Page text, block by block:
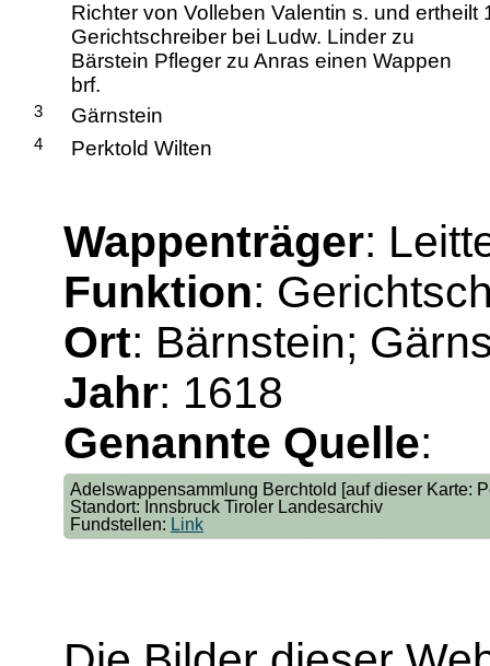
Richter von Volleben Valentin s. und ertheilt
Gerichtschreiber bei Ludw. Linder zu
Bärstein Pfleger zu Anras einen Wappen
brf.
3 Gärnstein
4 Perktold Wilten
Wappenträger:
Funktion:
Ort: Bärnstein;
Jahr: 1618
Genannte Quelle:
Adelswappensammlung Berchtold [auf dieser Karte:
Standort: Innsbruck Tiroler Landesarchiv
Fundstellen: Link